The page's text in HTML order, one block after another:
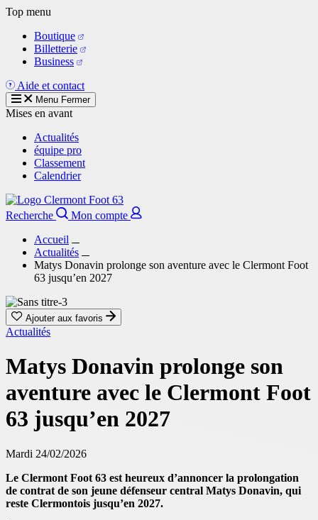
Aller
contenu
principal
Top menu
Boutique
Billetterie
Business
Aide et contact
Menu Fermer
Mises en avant
Actualités
équipe pro
Classement
Calendrier
Recherche
Mon compte
Accueil
Actualités
Matys Donavin prolonge son aventure avec le Clermont Foot
63 jusqu’en 2027
Ajouter aux favoris
Actualités
Matys Donavin prolonge son
aventure avec le Clermont Foot
63 jusqu’en 2027
Mardi 24/02/2026
Le Clermont Foot 63 est heureux d’annoncer la prolongation
de contrat de son jeune défenseur central Matys Donavin, qui
reste Clermontois jusqu’en 2027.